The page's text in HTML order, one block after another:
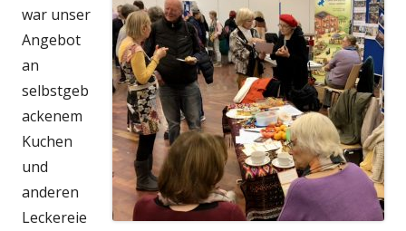
war unser
Angebot
an
selbstgeb
ackenem
Kuchen
und
anderen
Leckereie